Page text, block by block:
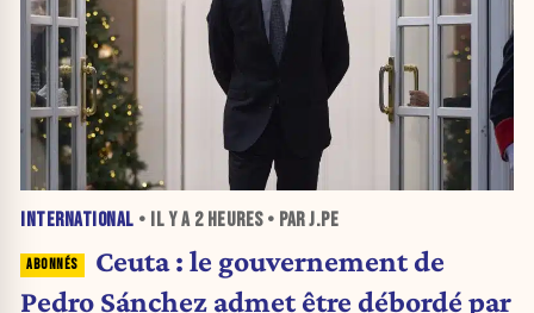
INTERNATIONAL • IL Y A 2 HEURES• PAR J.PE
Ceuta : le gouvernement de
Pedro Sánchez admet être débordé par